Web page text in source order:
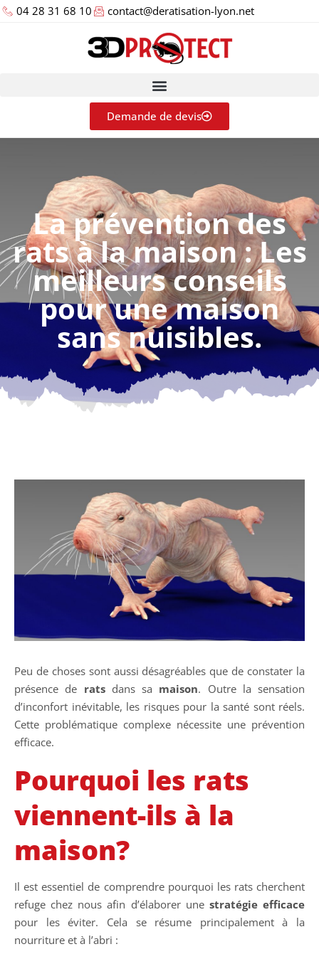
04 28 31 68 10 contact@deratisation-lyon.net
Demande de devis
La prévention des
rats à la maison : Les
meilleurs conseils
pour une maison
sans nuisibles.
Peu de choses sont aussi désagréables que de constater la
présence de ratsdans sa maison. Outre la sensation
d’inconfort inévitable, les risques pour la santé sont réels.
Cette problématique complexe nécessite une prévention
efficace.
Pourquoi les rats
viennent-ils à la
maison?
Il est essentiel de comprendre pourquoi les rats cherchent
refuge chez nous afin d’élaborer une stratégie efficace
pour les éviter. Cela se résume principalement à la
nourriture et à l’abri :